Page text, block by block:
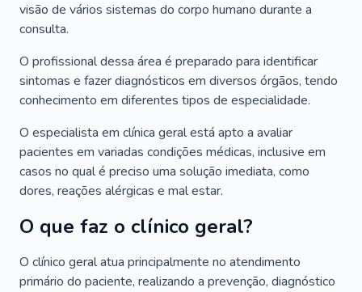
visão de vários sistemas do corpo humano durante a
consulta.
O profissional dessa área é preparado para identificar
sintomas e fazer diagnósticos em diversos órgãos, tendo
conhecimento em diferentes tipos de especialidade.
O especialista em clínica geral está apto a avaliar
pacientes em variadas condições médicas, inclusive em
casos no qual é preciso uma solução imediata, como
dores, reações alérgicas e mal estar.
O que faz o clínico geral?
O clínico geral atua principalmente no atendimento
primário do paciente, realizando a prevenção, diagnóstico